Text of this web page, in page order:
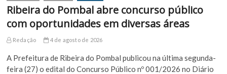
Ribeira do Pombal abre concurso público
com oportunidades em diversas áreas
Redação 4 de agosto de 2026
A Prefeitura de Ribeira do Pombal publicou na última segunda-
feira (27) o edital do Concurso Público nº 001/2026 no Diário